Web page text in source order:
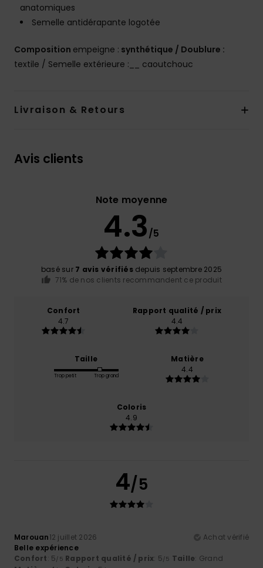
anatomiques
Semelle antidérapante logotée
Composition empeigne : synthétique / Doublure :
textile / Semelle extérieure :__ caoutchouc
Livraison & Retours
Avis clients
Note moyenne
4.3/5
basé sur 7 avis vérifiésdepuis septembre 2025
71% de nos clients recommandent ce produit
Confort
4.7
Rapport qualité / prix
4.4
Taille
Trop petit Trop grand
Matière
4.4
Coloris
4.9
4/5
Marouan12 juillet 2026
Achat vérifié
Belle expérience
Confort: 5/5 Rapport qualité / prix: 5/5 Taille: Grand